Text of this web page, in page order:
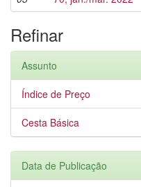
Refinar
Assunto
Índice de Preço
Cesta Básica
Data de Publicação